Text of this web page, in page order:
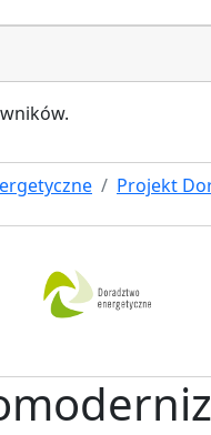
Projekt